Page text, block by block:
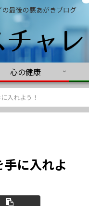
最後の悪あがきブログ
心の健康
入れよう！
に入れよ